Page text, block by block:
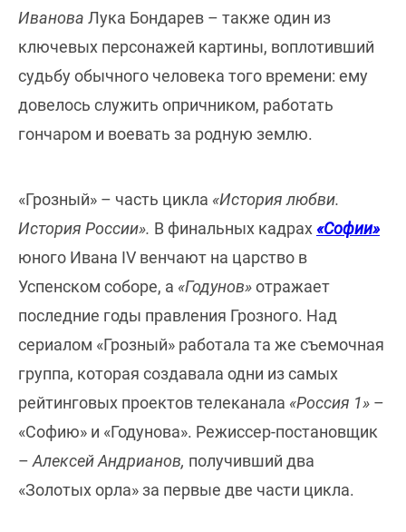
Иванова Лука Бондарев – также один из
ключевых персонажей картины, воплотивший
судьбу обычного человека того времени: ему
довелось служить опричником, работать
гончаром и воевать за родную землю.
«Грозный» – часть цикла «История любви.
История России». В финальных кадрах«Софии»
юного Ивана IV венчают на царство в
Успенском соборе, а «Годунов»отражает
последние годы правления Грозного. Над
сериалом «Грозный» работала та же съемочная
группа, которая создавала одни из самых
рейтинговых проектов телеканала «Россия 1» –
«Софию» и «Годунова». Режиссер-постановщик
–Алексей Андрианов, получивший два
«Золотых орла» за первые две части цикла.